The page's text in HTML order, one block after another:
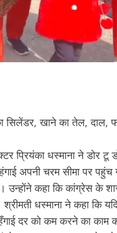
सिलेंडर, खाने का तेल,
प्रियंका धस्माना ने डोर टू
अपनी चरम सीमा पर
कहा कि कांग्रेस के
धस्माना ने कहा कि
दर को कम करने का काम